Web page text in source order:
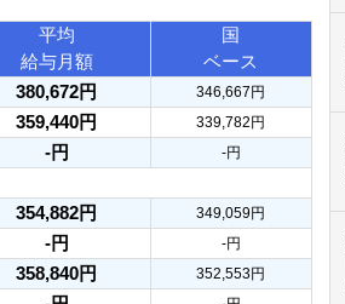
平均
給与月額
国
ベース
380,672円 346,667円
359,440円 339,782円
-円 -円
354,882円
349,059円
-円
-円
358,840円
352,553円